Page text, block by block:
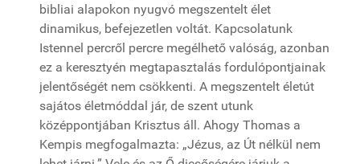
bibliai alapokon nyugvó megszentelt élet
dinamikus, befejezetlen voltát. Kapcsolatunk
Istennel percről percre megélhető valóság, azonban
ez a keresztyén megtapasztalás fordulópontjainak
jelentőségét nem csökkenti. A megszentelt életút
sajátos életmóddal jár, de szent utunk
középpontjában Krisztus áll. Ahogy Thomas a
Kempis megfogalmazta: „Jézus, az Út nélkül nem